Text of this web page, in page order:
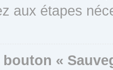
aux étapes
«